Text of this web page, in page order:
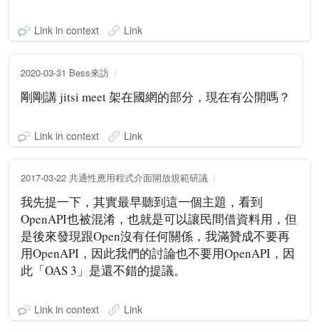
Link in context Link
2020-03-31 Bess來訪
剛剛講 jitsi meet 架在國網的部分，現在有公開嗎？
Link in context Link
2017-03-22 共通性應用程式介面開放規範研議
我先提一下，其實最早聽到這一個主題，看到
OpenAPI也被混淆，也就是可以讓民間借資料用，但
是後來發現跟Open沒有任何關係，我滿贊成不要再
用OpenAPI，因此我們的討論也不要用OpenAPI，因
此「OAS 3」是還不錯的提議。
Link in context Link